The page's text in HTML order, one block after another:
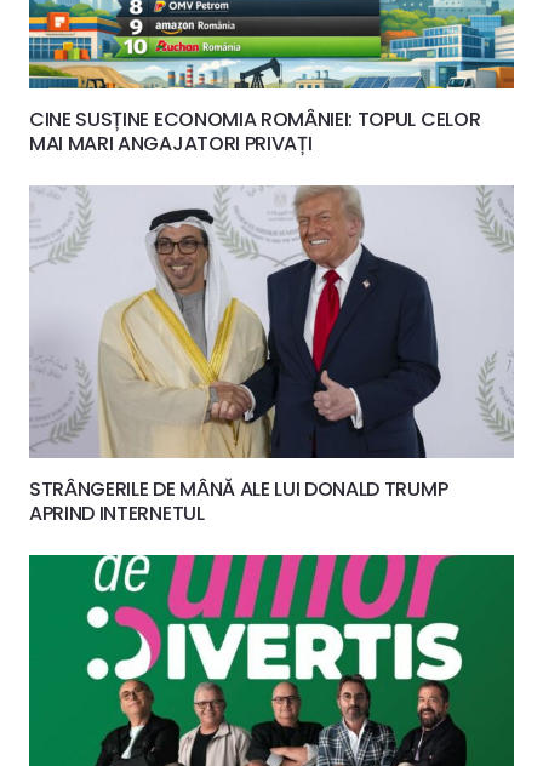
CINE SUSȚINE ECONOMIA ROMÂNIEI: TOPUL CELOR
MAI MARI ANGAJATORI PRIVAȚI
STRÂNGERILE DE MÂNĂ ALE LUI DONALD TRUMP
APRIND INTERNETUL